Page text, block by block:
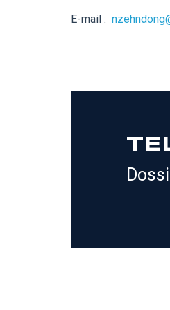
E-mail :